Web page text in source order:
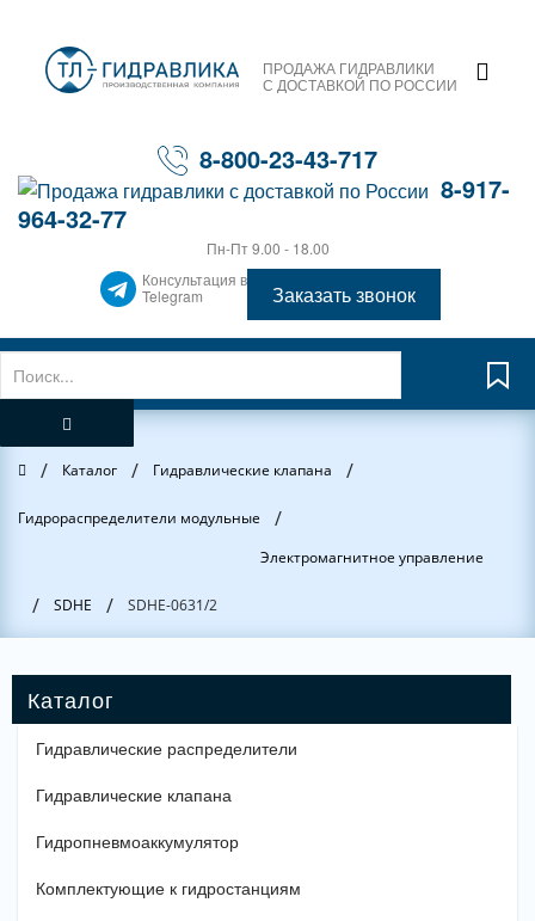
ПРОДАЖА ГИДРАВЛИКИ
С ДОСТАВКОЙ ПО РОССИИ
8-800-23-43-717
8-917-
964-32-77
Пн-Пт 9.00 - 18.00
Консультация в
Telegram
Заказать звонок
Главная
/ Каталог / Гидравлические клапана /
Гидрораспределители модульные /
Электромагнитное управление
/ SDHE / SDHE-0631/2
Гидравлические распределители
Гидравлические клапана
Гидропневмоаккумулятор
Комплектующие к гидростанциям